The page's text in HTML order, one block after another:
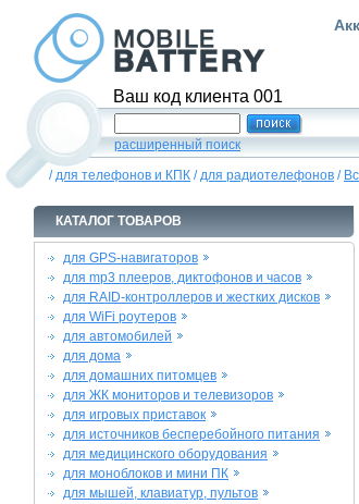
Ваш код клиента 001
расширенный поиск
/для телефонов и КПК /для радиотелефонов /
КАТАЛОГ ТОВАРОВ
для GPS-навигаторов
для mp3 плееров, диктофонов и часов
для RAID-контроллеров и жестких дисков
для WiFi роутеров
для автомобилей
для дома
для домашних питомцев
для ЖК мониторов и телевизоров
для игровых приставок
для источников бесперебойного питания
для медицинского оборудования
для моноблоков и мини ПК
для мышей, клавиатур, пультов